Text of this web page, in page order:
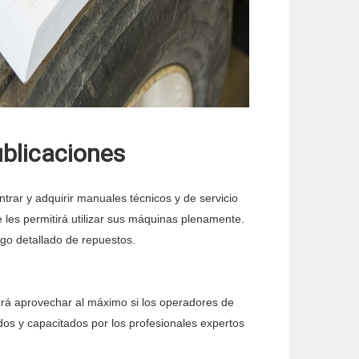
y adquirir manuales técnicos y de servicio
permitirá utilizar sus máquinas plenamente.
detallado de repuestos.
aprovechar al máximo si los operadores de
y capacitados por los profesionales expertos